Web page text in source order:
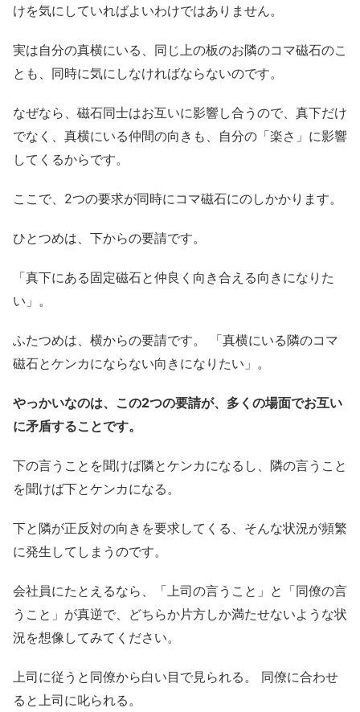
けを気にしていればよいわけではありません。
実は自分の真横にいる、同じ上の板のお隣のコマ磁石のこ
とも、同時に気にしなければならないのです。
なぜなら、磁石同士はお互いに影響し合うので、真下だけ
でなく、真横にいる仲間の向きも、自分の「楽さ」に影響
してくるからです。
ここで、2つの要求が同時にコマ磁石にのしかかります。
ひとつめは、下からの要請です。
「真下にある固定磁石と仲良く向き合える向きになりた
い」。
ふたつめは、横からの要請です。 「真横にいる隣のコマ
磁石とケンカにならない向きになりたい」。
やっかいなのは、この2つの要請が、多くの場面でお互い
に矛盾することです。
下の言うことを聞けば隣とケンカになるし、隣の言うこと
を聞けば下とケンカになる。
下と隣が正反対の向きを要求してくる、そんな状況が頻繁
に発生してしまうのです。
会社員にたとえるなら、「上司の言うこと」と「同僚の言
うこと」が真逆で、どちらか片方しか満たせないような状
況を想像してみてください。
上司に従うと同僚から白い目で見られる。 同僚に合わせ
ると上司に叱られる。